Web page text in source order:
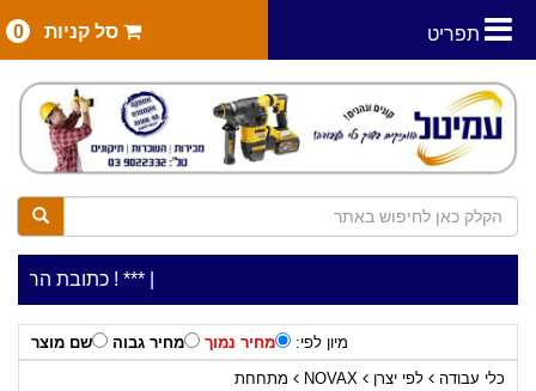
תפריט סל קניות 0
***כתובת החנות: רח' המלאכה 2, ביתן 8 ***כלי עבודה להשכרה בתעריף יומי משתלם ! ***
מיון לפי: מחיר נמוך מחיר גבוה
שם מוצר
כלי עבודה
לפי יצרן NOVAX מתחחת